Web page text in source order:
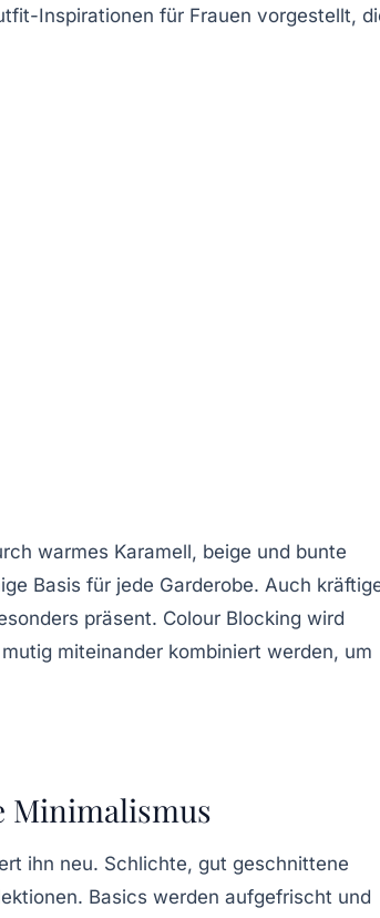
Inspirationen für Frauen vorgestellt,
warmes Karamell, beige und bunte
Basis für jede Garderobe. Auch
präsent. Colour Blocking wird
miteinander kombiniert werden, um
Minimalismus
ihn neu. Schlichte, gut geschnittene
Basics werden aufgefrischt und